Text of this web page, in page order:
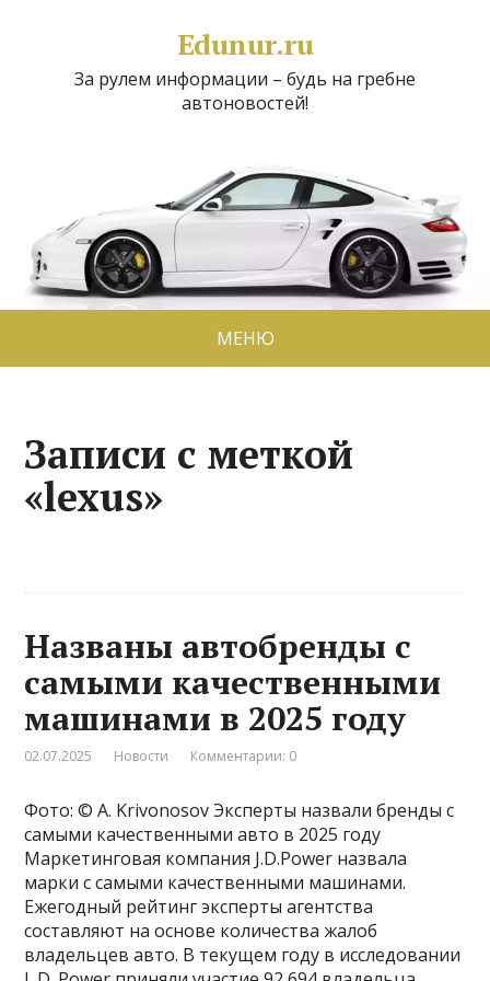
Edunur.ru
За рулем информации – будь на гребне
автоновостей!
МЕНЮ
Записи с меткой
«lexus»
Названы автобренды с
самыми качественными
машинами в 2025 году
02.07.2025 Новости Комментарии: 0
Фото: © A. Krivonosov Эксперты назвали бренды с
самыми качественными авто в 2025 году
Маркетинговая компания J.D.Power назвала
марки с самыми качественными машинами.
Ежегодный рейтинг эксперты агентства
составляют на основе количества жалоб
владельцев авто. В текущем году в исследовании